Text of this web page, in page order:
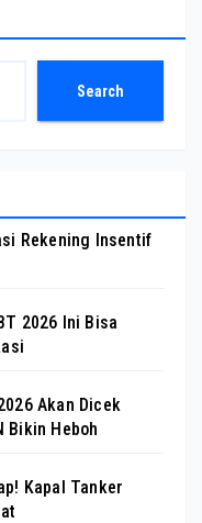
Search
Rekening Insentif
2026 Ini Bisa
Akan Dicek
Bikin Heboh
Kapal Tanker